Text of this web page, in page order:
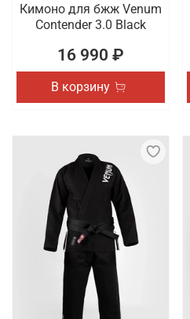
Кимоно для бжж Venum
Contender 3.0 Black
16 990 ₽
В корзину